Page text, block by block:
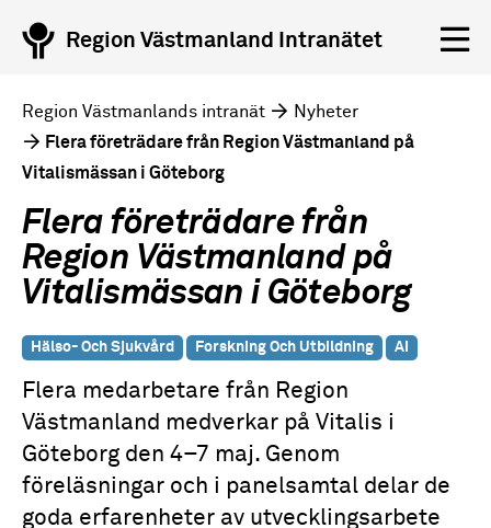
Region Västmanland Intranätet
Region Västmanlands intranät
Nyheter
Flera företrädare från Region Västmanland på
Vitalismässan i Göteborg
Flera företrädare från
Region Västmanland på
Vitalismässan i Göteborg
Hälso- Och Sjukvård Forskning Och Utbildning AI
Flera medarbetare från Region
Västmanland medverkar på Vitalis i
Göteborg den 4–7 maj. Genom
föreläsningar och i panelsamtal delar de
goda erfarenheter av utvecklingsarbete